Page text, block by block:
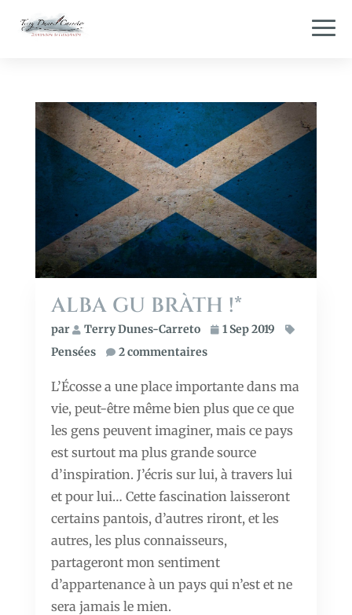
ALBA GU BRÀTH !*
par Terry Dunes-Carreto
1 Sep 2019
Pensées
2 commentaires
L’Écosse a une place importante dans ma
vie, peut-être même bien plus que ce que
les gens peuvent imaginer, mais ce pays
est surtout ma plus grande source
d’inspiration. J’écris sur lui, à travers lui
et pour lui… Cette fascination laisseront
certains pantois, d’autres riront, et les
autres, les plus connaisseurs,
partageront mon sentiment
d’appartenance à un pays qui n’est et ne
sera jamais le mien.